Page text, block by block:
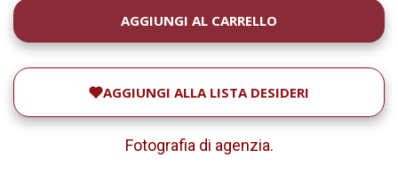
DISPONIBILITÀ
ATTUALE:
AGGIUNGI ALLA LISTA DESIDERI
Fotografia di agenzia.